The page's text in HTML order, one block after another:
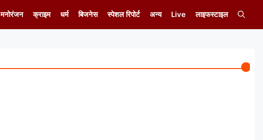
मनोरंजन क्राइम धर्म बिजनेस स्पेशल रिपोर्ट अन्य Live लाइफस्टाइल